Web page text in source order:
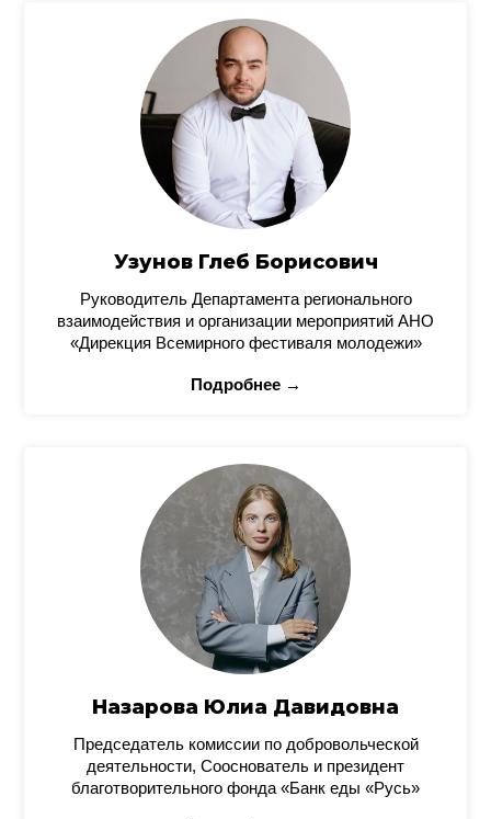
Узунов Глеб Борисович
Руководитель Департамента регионального
взаимодействия и организации мероприятий АНО
«Дирекция Всемирного фестиваля молодежи»
Подробнее →
Назарова Юлиа Давидовна
Председатель комиссии по добровольческой
деятельности, Сооснователь и президент
благотворительного фонда «Банк еды «Русь»